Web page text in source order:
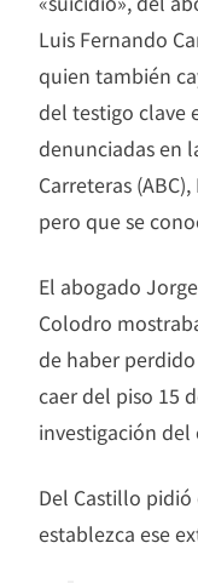
Luis Fernando
quien también
del testigo clave
denunciadas en
Carreteras
pero que se
El abogado
Colodro
de haber
caer del piso 15
investigación del
Del Castillo
establezca ese